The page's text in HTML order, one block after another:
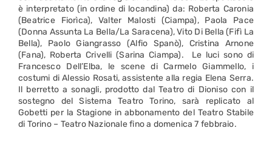
è interpretato (in ordine di locandina) da: Roberta Caronia
(Beatrice Fiorìca), Valter Malosti (Ciampa), Paola Pace
(Donna Assunta La Bella/La Saracena), Vito Di Bella (Fifì La
Bella), Paolo Giangrasso (Alfio Spanò), Cristina Arnone
(Fana), Roberta Crivelli (Sarina Ciampa). Le luci sono di
Francesco Dell’Elba, le scene di Carmelo Giammello, i
costumi di Alessio Rosati, assistente alla regia Elena Serra.
Il berretto a sonagli, prodotto dal Teatro di Dioniso con il
sostegno del Sistema Teatro Torino, sarà replicato al
Gobetti per la Stagione in abbonamento del Teatro Stabile
di Torino – Teatro Nazionale fino a domenica 7 febbraio.